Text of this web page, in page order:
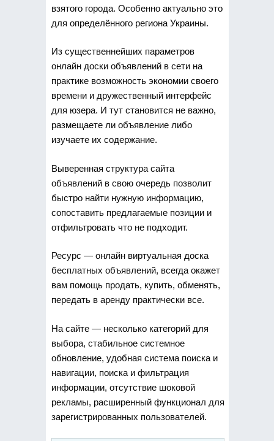
взятого города. Особенно актуально это
для определённого региона Украины.
Из существеннейших параметров
онлайн доски объявлений в сети на
практике возможность экономии своего
времени и дружественный интерфейс
для юзера. И тут становится не важно,
размещаете ли объявление либо
изучаете их содержание.
Выверенная структура сайта
объявлений в свою очередь позволит
быстро найти нужную информацию,
сопоставить предлагаемые позиции и
отфильтровать что не подходит.
Ресурс — онлайн виртуальная доска
бесплатных объявлений, всегда окажет
вам помощь продать, купить, обменять,
передать в аренду практически все.
На сайте — несколько категорий для
выбора, стабильное системное
обновление, удобная система поиска и
навигации, поиска и фильтрация
информации, отсутствие шоковой
рекламы, расширенный функционал для
зарегистрированных пользователей.